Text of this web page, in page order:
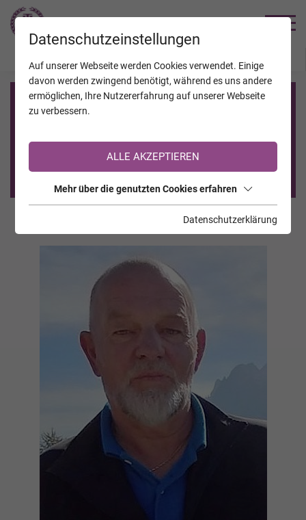
Registrierung auf TrauerHilfe.it
Sie sind noch nicht auf TrauerHilfe.it registriert?
>> zur kostenlosen Registrierung <<
Datenschutzeinstellungen
Auf unserer Webseite werden Cookies verwendet. Einige
davon werden zwingend benötigt, während es uns andere
ermöglichen, Ihre Nutzererfahrung auf unserer Webseite
zu verbessern.
ALLE AKZEPTIEREN
Mehr über die genutzten Cookies erfahren
Datenschutzerklärung
JAHRESTAGE KALENDER VERSTORBENE